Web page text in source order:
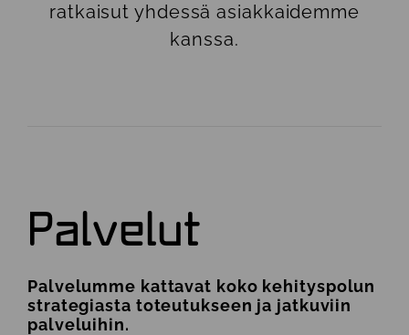
ratkaisut yhdessä asiakkaidemme
kanssa.
Palvelut
Palvelumme kattavat koko kehityspolun
strategiasta toteutukseen ja jatkuviin
palveluihin.